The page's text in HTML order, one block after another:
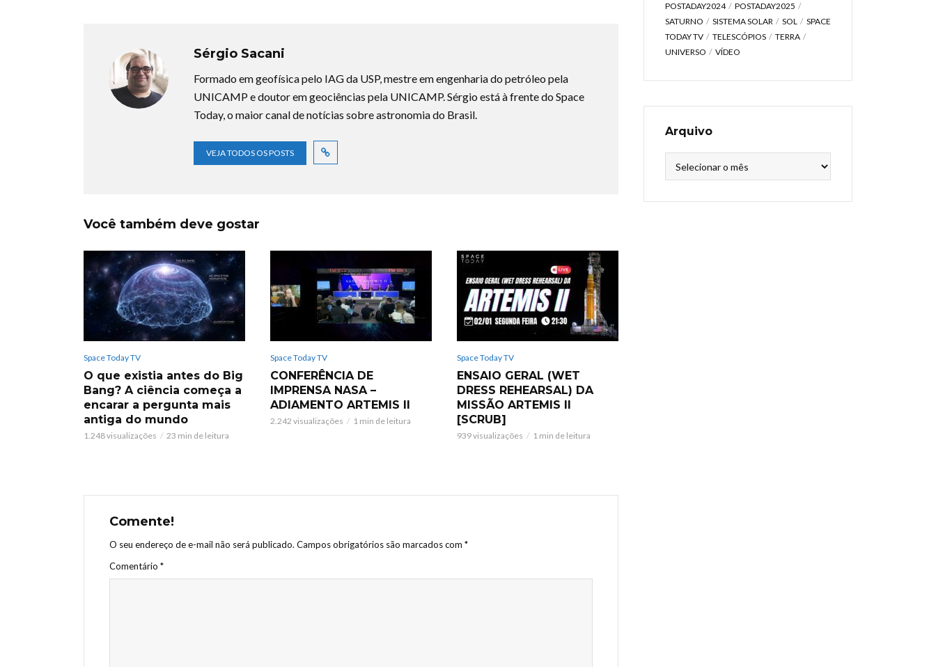
Sérgio Sacani
Formado em geofísica pelo IAG da USP, mestre em engenharia do petróleo pela
UNICAMP e doutor em geociências pela UNICAMP. Sérgio está à frente do Space
Today, o maior canal de notícias sobre astronomia do Brasil.
VEJA TODOS OS POSTS
Você também deve gostar
Space Today TV
O que existia antes do Big
Bang? A ciência começa a
encarar a pergunta mais
antiga do mundo
1.248 visualizações 23 min de leitura
Space Today TV
CONFERÊNCIA DE
IMPRENSA NASA –
ADIAMENTO ARTEMIS II
2.242 visualizações 1 min de leitura
Space Today TV
ENSAIO GERAL (WET
DRESS REHEARSAL) DA
MISSÃO ARTEMIS II
[SCRUB]
939 visualizações 1 min de leitura
Comente!
O seu endereço de e-mail não será publicado. Campos obrigatórios são marcados com *
Comentário *
POSTADAY2024
POSTADAY2025
SATURNO
SISTEMA SOLAR SOL
SPACE
TODAY TV
TELESCÓPIOS
TERRA
UNIVERSO
VÍDEO
Arquivo